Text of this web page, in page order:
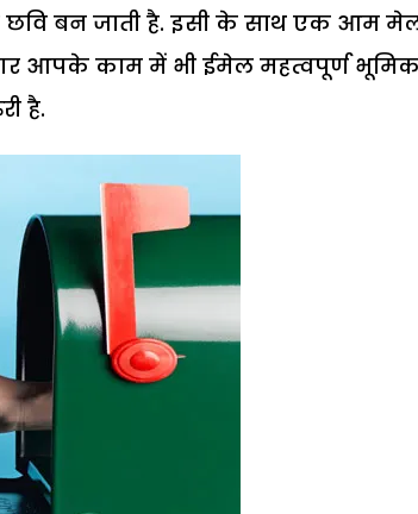
छवि बन जाती है. इसी के साथ एक आम
आपके काम में भी ईमेल महत्वपूर्ण
है.